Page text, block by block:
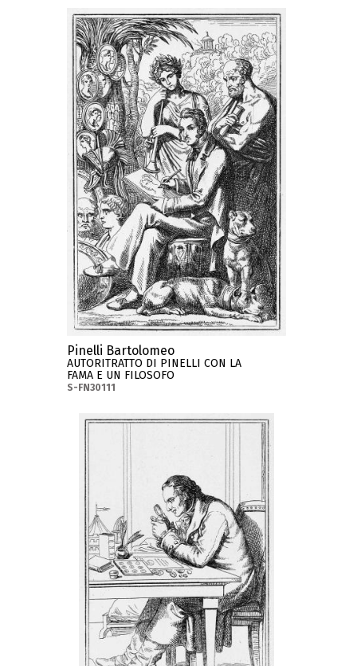
Pinelli Bartolomeo
AUTORITRATTO DI PINELLI CON LA
FAMA E UN FILOSOFO
S-FN30111